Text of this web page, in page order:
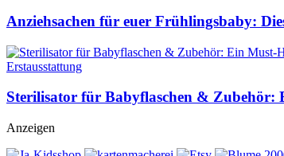
Anziehsachen für euer Frühlingsbaby:
Erstausstattung
Sterilisator für Babyflaschen & Zubehör:
Anzeigen